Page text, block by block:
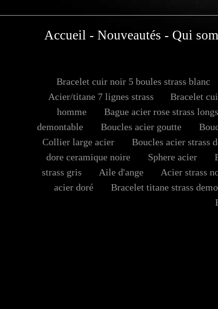
Accueil - Nouveautés - Qui
Bracelet cuir noir 5 boules strass blanc
Acier/titane 7 lignes strass
Bracelet
homme
Bague acier rose strass longs
demontable
Boucles acier goutte
Collier large acier
Boucles acier strass
dore ceramique noire
Sphere acier
strass gris
Aile d'ange
Acier strass
acier doré
Bracelet titane strass